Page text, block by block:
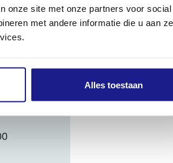
onze site met onze partners voor social
met andere informatie die u aan
Alles toestaan